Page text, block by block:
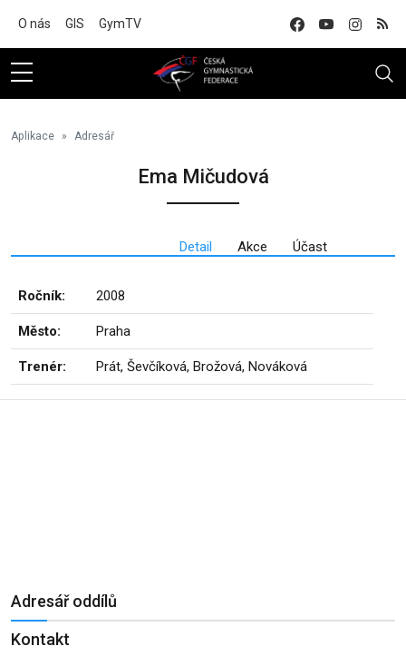
O nás GIS GymTV
Aplikace Adresář
Ema Mičudová
Detail Akce Účast
Ročník: 2008
Město: Praha
Trenér: Prát, Ševčíková, Brožová, Nováková
Adresář oddílů
Kontakt